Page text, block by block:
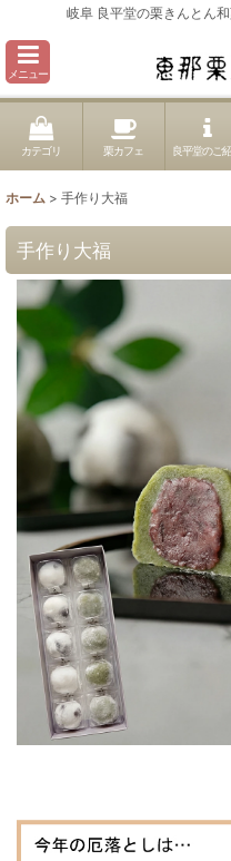
岐阜 良平堂の栗きんとん
メニュー
カテゴリ 栗カフェ 良平堂のご
ホーム > 手作り大福
手作り大福